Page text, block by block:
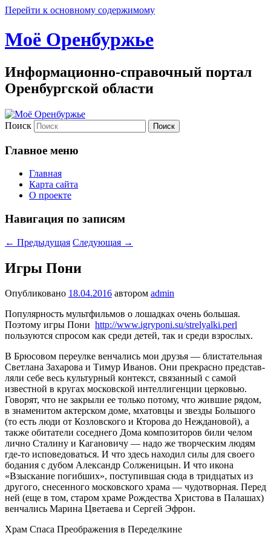
Перейти к основному содержимому
Моё Оренбуржье
Информационно-справочный портал
Оренбургской области
Поиск
Главное меню
Главная
Карта сайта
О проекте
Навигация по записям
← Предыдущая Следующая →
Игры Пони
Опубликовано 18.04.2016 автором admin
Популярность мультфильмов о лошадках очень большая.
Поэтому игры Пони http://www.igryponi.su/strelyalki.perl
пользуются спросом как среди детей, так и среди взрослых.
В Брюсовом переулке венчались мои дру­зья — блистательная
Светлана Захарова и Тимур Иванов. Они прекрасно представ­
ляли себе весь культурный контекст, связанный с самой
известной в кругах московской интеллигенции церковью.
Говорят, что не закрыли ее только потому, что жившие рядом,
в знаменитом актер­ском доме, мхатовцы и звезды Большого
(то есть люди от Козловского и Кторова до Неждановой), а
также обитатели соседне­го Дома композиторов били челом
лично Сталину и Кагановичу — надо же творче­ским людям
где-то исповедоваться. И что здесь находил силы для своего
бодания с дубом Александр Солженицын. И что икона
«Взыскание погибших», поступив­шая сюда в тридцатых из
другого, снесен­ного московского храма — чудотворная. Перед
ней (еще в том, старом храме Рож­дества Христова в Палашах)
венчались Марина Цветаева и Сергей Эфрон.
Храм Спаса Преображения в Переделкине